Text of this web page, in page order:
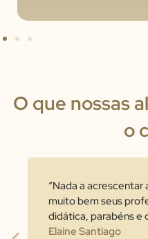
O que nossas
o
“Nada a
muito bem seus
didática, parabéns e
Elaine Santiago